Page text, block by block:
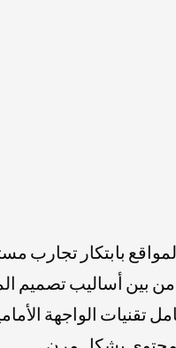
بابتكار تجارب
بين أساليب تصميم